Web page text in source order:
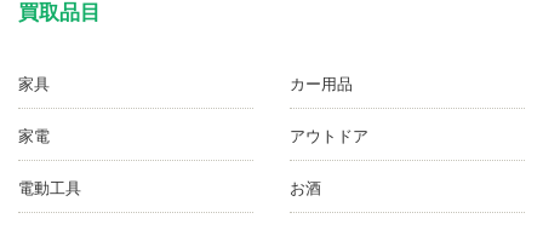
買取品目
家具
家電
電動工具
カー用品
アウトドア
お酒